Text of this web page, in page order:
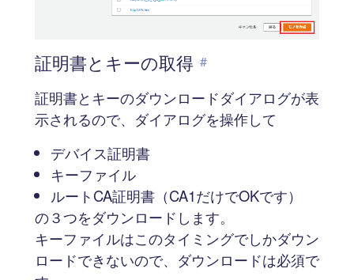
証明書とキーの取得 #
証明書とキーのダウンロードダイアログが表
示されるので、ダイアログを操作して
デバイス証明書
キーファイル
ルートCA証明書（CA1だけでOKです）
の３つをダウンロードします。
キーファイルはこのタイミングでしかダウン
ロードできないので、ダウンロードは必須で